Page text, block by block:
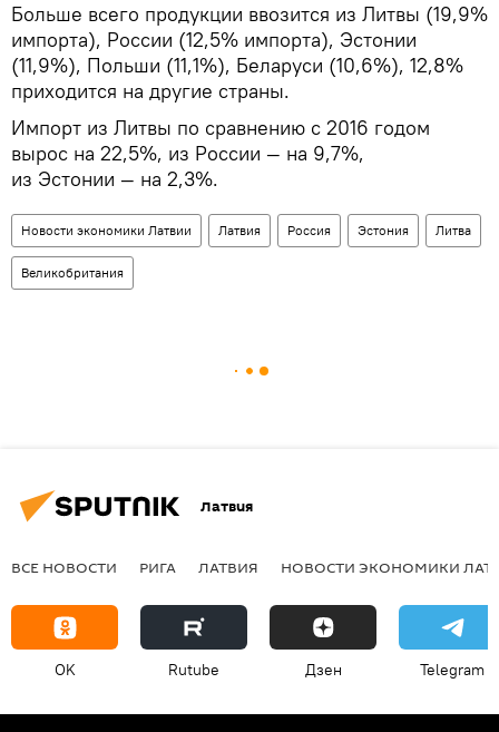
Больше всего продукции ввозится из Литвы (19,9%
импорта), России (12,5% импорта), Эстонии
(11,9%), Польши (11,1%), Беларуси (10,6%), 12,8%
приходится на другие страны.
Импорт из Литвы по сравнению с 2016 годом
вырос на 22,5%, из России — на 9,7%,
из Эстонии — на 2,3%.
Новости экономики Латвии Латвия Россия Эстония Литва
Великобритания
Латвия
ВСЕ НОВОСТИ РИГА ЛАТВИЯ НОВОСТИ ЭКОНОМИКИ
OK Rutube Дзен Telegram